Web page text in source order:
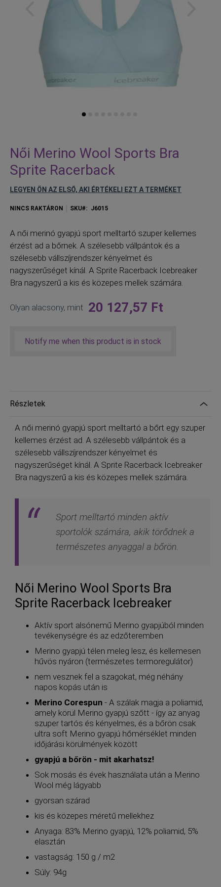
to
the
beginning
the
gallery
Női Merino Wool Sports Bra
Sprite Racerback
LEGYEN ÖN AZ ELSŐ, AKI ÉRTÉKELI EZT A TERMÉKET
NINCS RAKTÁRON SKU J6015
A női merinó gyapjú sport melltartó szuper kellemes
érzést ad a bőrnek. A szélesebb vállpántok és a
szélesebb vállszíjrendszer kényelmet és
nagyszerűséget kínál. A Sprite Racerback Icebreaker
Bra nagyszerű a kis és közepes mellek számára.
Olyan alacsony, mint 20 127,57 Ft
Notify me when this product is in stock
Részletek
A női merinó gyapjú sport melltartó a bőrt egy szuper
kellemes érzést ad. A szélesebb vállpántok és a
szélesebb vállszíjrendszer kényelmet és
nagyszerűséget kínál. A Sprite Racerback Icebreaker
Bra nagyszerű a kis és közepes mellek számára.
Sport melltartó minden aktív
sportolók számára, akik törődnek a
természetes anyaggal a bőrön.
Női Merino Wool Sports Bra
Sprite Racerback Icebreaker
Aktív sport alsónemű Merino gyapjúból minden
tevékenységre és az edzőteremben
Merino gyapjú télen meleg lesz, és kellemesen
hűvös nyáron (természetes termoregulátor)
nem vesznek fel a szagokat, még néhány
napos kopás után is
Merino Corespun - A szálak magja a poliamid,
amely körül Merino gyapjú szőtt - így az anyag
szuper tartós és kényelmes, és a bőrön csak
ultra soft Merino gyapjú hőmérséklet minden
időjárási körülmények között
gyapjú a bőrön - mit akarhatsz!
Sok mosás és évek használata után a Merino
Wool még lágyabb
gyorsan szárad
kis és közepes méretű mellekhez
Anyaga: 83% Merino gyapjú, 12% poliamid, 5%
elasztán
vastagság: 150 g / m2
Súly: 94g